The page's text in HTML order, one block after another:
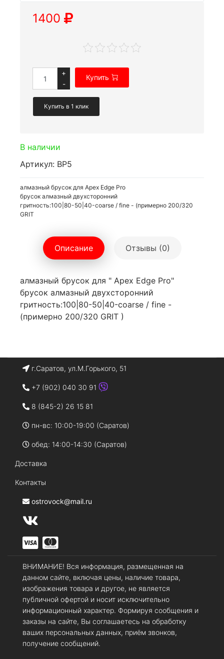
1400
+
-
Купить
Купить в 1 клик
В наличии
Артикул: BP5
алмазный брусок для Apex Edge Pro
брусок алмазный двухсторонний
гритность:100|80-50|40-coarse / fine - (примерно 200/320
GRIT
Описание Отзывы (0)
алмазный брусок для " Apex Edge Pro"
брусок алмазный двухсторонний
гритность:100|80-50|40-coarse / fine -
(примерно 200/320 GRIT )
г.Саратов, ул.М.Горького, 51
+7 (902) 040 30 91
8 (845-2) 26 15 81
пн-вс: 10:00-19:00 (Саратов)
обед: 14:00-14:30 (Саратов)
Доставка
Контакты
ostrovock@mail.ru
ВНИМАНИЕ! Вся информация, размещенная на
данном сайте, включая цены, наличие товара,
изображения товара и другое, не является
публичной офертой и носит исключительно
информационный характер. Формируя сообщения и
заказы на сайте, Вы соглашаетесь на обработку
ваших персональных данных, приём звонков,
получение сообщений.